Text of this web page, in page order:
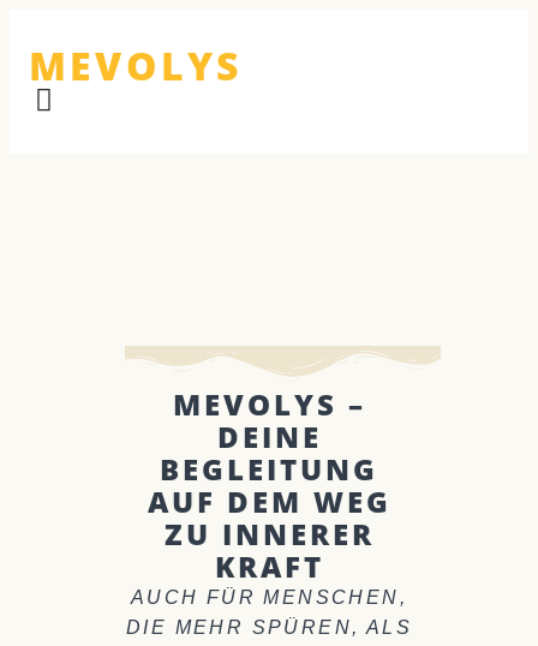
MEVOLYS
MEVOLYS –
DEINE
BEGLEITUNG
AUF DEM WEG
ZU INNERER
KRAFT
AUCH FÜR MENSCHEN,
DIE MEHR SPÜREN, ALS